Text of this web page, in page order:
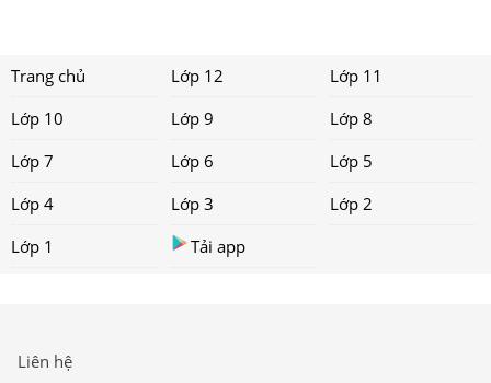
Trang chủ Lớp 12
Lớp 11
Lớp 10
Lớp 9
Lớp 8
Lớp 7
Lớp 6
Lớp 5
Lớp 4
Lớp 3
Lớp 2
Lớp 1
Tải app
Liên hệ